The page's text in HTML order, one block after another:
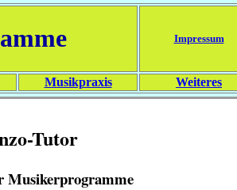
Impressum
Musikpraxis Weiteres
Tutor
Musikerprogramme